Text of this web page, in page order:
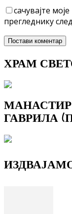
сачувајте
прегледнику
ХРАМ
ГАВРИЛА